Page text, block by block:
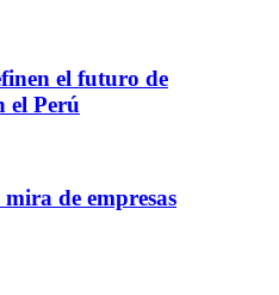
el futuro de
el Perú
de empresas